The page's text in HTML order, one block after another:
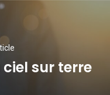
sur terre